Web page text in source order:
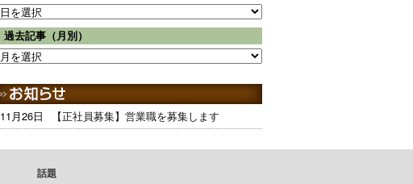
過去記事（月別）
11月26日 【正社員募集】営業職を募集します
話題